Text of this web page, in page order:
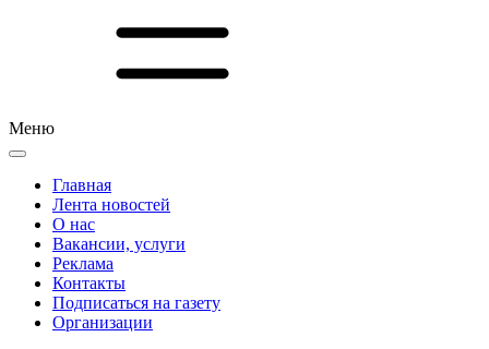
Меню
Главная
Лента новостей
О нас
Вакансии, услуги
Реклама
Контакты
Подписаться на газету
Организации